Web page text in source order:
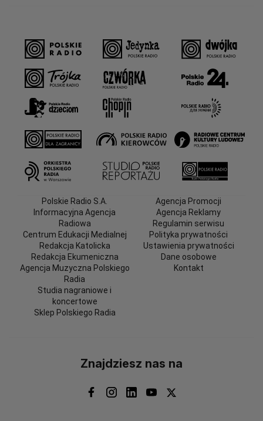
Polskie Radio S.A.
Informacyjna Agencja
Radiowa
Centrum Edukacji Medialnej
Redakcja Katolicka
Redakcja Ekumeniczna
Agencja Muzyczna Polskiego
Radia
Studia nagraniowe i
koncertowe
Sklep Polskiego Radia
Agencja Promocji
Agencja Reklamy
Regulamin serwisu
Polityka prywatności
Ustawienia prywatności
Dane osobowe
Kontakt
Znajdziesz nas na